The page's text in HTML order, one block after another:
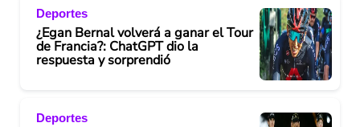
Deportes
¿Egan Bernal volverá a ganar el Tour
de Francia?: ChatGPT dio la
respuesta y sorprendió
Deportes